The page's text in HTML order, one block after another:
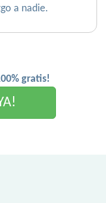
a nadie.
gratis!